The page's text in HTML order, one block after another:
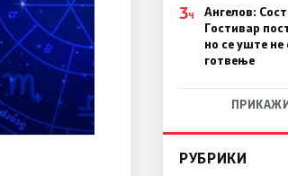
3Ч
Ангелов:
Гостивар
но се уште
готвење
РУБРИКИ